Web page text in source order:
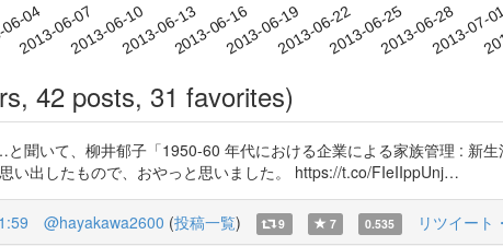
04
2013-06-072013-06-102013-06-132013-06-162013-06-192013-06-222013-06-252013-06-282013-07-
42 posts, 31 favorites)
聞いて、柳井郁子「1950-60 年代における企業による家族管理 : 新
い出したもので、おやっと思いました。 https://t.co/FIeIIppUnj…
@hayakawa2600 (投稿一覧) 9 7 0.535 リツイート